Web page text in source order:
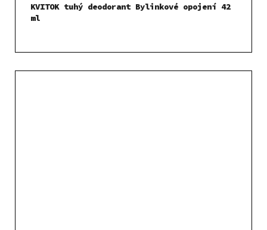
KVITOK tuhý deodorant Bylinkové opojení 42
ml